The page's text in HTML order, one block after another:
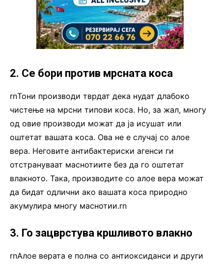
2. Се бори против мрсната коса
rnТони производи тврдат дека нудат длабоко
чистење на мрсни типови коса. Но, за жал, многу
од овие производи можат да ја исушат или
оштетат вашата коса. Ова не е случај со алое
вера. Неговите антибактериски агенси ги
отстрануваат маснотиите без да го оштетат
влакното. Така, производите со алое вера можат
да бидат одлични ако вашата коса природно
акумулира многу маснотии.rn
3. Го зацврстува кршливото влакно
rnАлое верата е полна со антиоксиданси и други